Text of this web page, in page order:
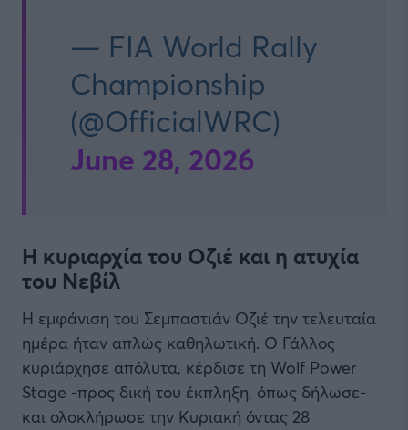
— FIA World Rally
Championship
(@OfficialWRC)
June 28, 2026
Η κυριαρχία του Οζιέ και η ατυχία
του Νεβίλ
Η εμφάνιση του Σεμπαστιάν Οζιέ την τελευταία
ημέρα ήταν απλώς καθηλωτική. Ο Γάλλος
κυριάρχησε απόλυτα, κέρδισε τη Wolf Power
Stage -προς δική του έκπληξη, όπως δήλωσε-
και ολοκλήρωσε την Κυριακή όντας 28